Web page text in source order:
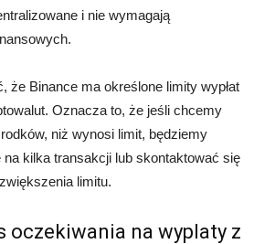
i nie wymagają
że Binance ma określone limity wypłat
Oznacza to, że jeśli chcemy
niż wynosi limit, będziemy
na kilka transakcji lub skontaktować się
limitu.
oczekiwania na wyplaty z